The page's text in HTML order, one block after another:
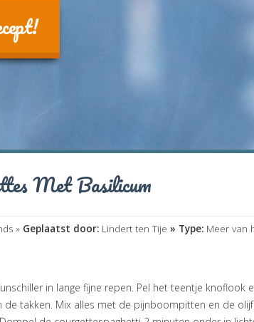
Met Basilicum
» Geplaatst door: Lindert ten Tije » Type: Meer van
in lange fijne repen. Pel het teentje knoflook
de takken. Mix alles met de pijnboompitten en de